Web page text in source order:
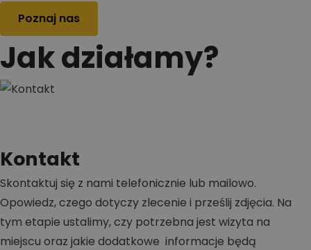
Poznaj nas
Jak działamy?
Kontakt
Skontaktuj się z nami telefonicznie lub mailowo.
Opowiedz, czego dotyczy zlecenie i prześlij zdjęcia. Na
tym etapie ustalimy, czy potrzebna jest wizyta na
miejscu oraz jakie dodatkowe informacje będą